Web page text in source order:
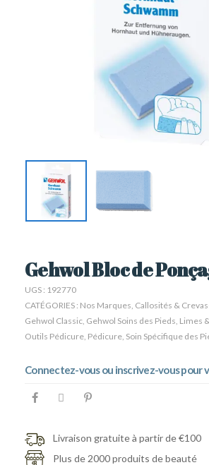
Gehwol Bloc de
UGS : 192770
CATÉGORIES : Nos Marques Callosités &
Gehwol Classic Gehwol Soins des Pieds Limes
Outils Pédicure Pédicure Soin Spécifique des
Connectez-vous ou inscrivez-vous pour
Livraison gratuite à partir de €100
Plus de 2000 produits de beauté